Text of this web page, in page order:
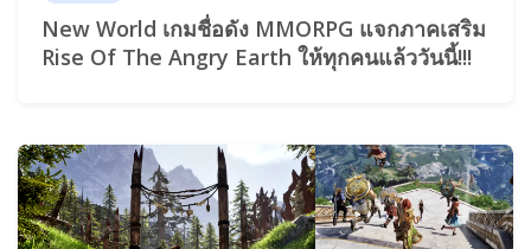
New World เกมชื่อดัง MMORPG แจกภาคเสริม
Rise Of The Angry Earth ให้ทุกคนแล้ววันนี้!!!